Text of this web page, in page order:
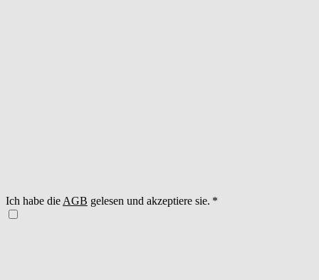
Ich habe die AGB gelesen und akzeptiere sie.